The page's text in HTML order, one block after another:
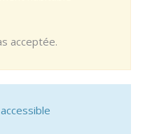
acceptée.